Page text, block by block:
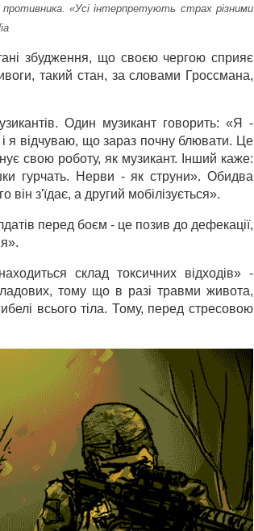
«Усі інтерпретують страх різними
збудження, що своєю чергою сприяє
такий стан, за словами Гроссмана,
Один музикант говорить: «Я -
я відчуваю, що зараз почну блювати. Це
свою роботу, як музикант. Інший каже:
гурчать. Нерви - як струни». Обидва
він з'їдає, а другий мобілізується».
перед боєм - це позив до дефекації,
склад токсичних відходів» -
тому що в разі травми живота,
всього тіла. Тому, перед стресовою